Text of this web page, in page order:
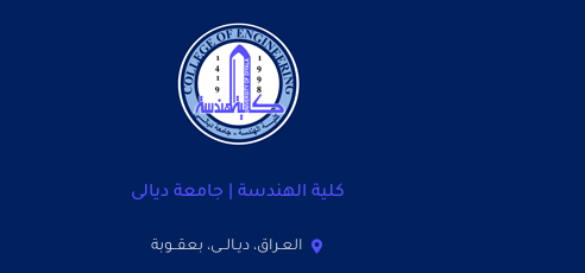
كلية الهندسة | جامعة ديالى
العـراق، ديـالــى، بعقــوبة